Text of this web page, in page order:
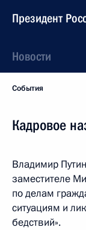
Президент
Новости
События
Кадровое
Владимир
заместителе
по делам
ситуациям и
бедствий».